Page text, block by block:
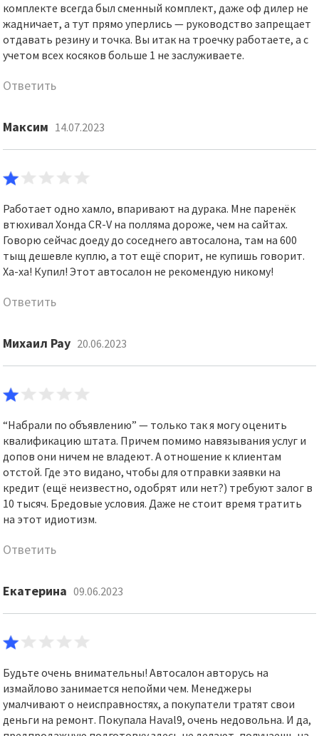
комплекте всегда был сменный комплект, даже оф дилер не
жадничает, а тут прямо уперлись — руководство запрещает
отдавать резину и точка. Вы итак на троечку работаете, а с
учетом всех косяков больше 1 не заслуживаете.
Ответить
Максим 14.07.2023
Работает одно хамло, впаривают на дурака. Мне паренёк
втюхивал Хонда CR-V на полляма дороже, чем на сайтах.
Говорю сейчас доеду до соседнего автосалона, там на 600
тыщ дешевле куплю, а тот ещё спорит, не купишь говорит.
Ха-ха! Купил! Этот автосалон не рекомендую никому!
Ответить
Михаил Рау 20.06.2023
“Набрали по объявлению” — только так я могу оценить
квалификацию штата. Причем помимо навязывания услуг и
допов они ничем не владеют. А отношение к клиентам
отстой. Где это видано, чтобы для отправки заявки на
кредит (ещё неизвестно, одобрят или нет?) требуют залог в
10 тысяч. Бредовые условия. Даже не стоит время тратить
на этот идиотизм.
Ответить
Екатерина 09.06.2023
Будьте очень внимательны! Автосалон авторусь на
измайлово занимается непойми чем. Менеджеры
умалчивают о неисправностях, а покупатели тратят свои
деньги на ремонт. Покупала Haval9, очень недовольна. И да,